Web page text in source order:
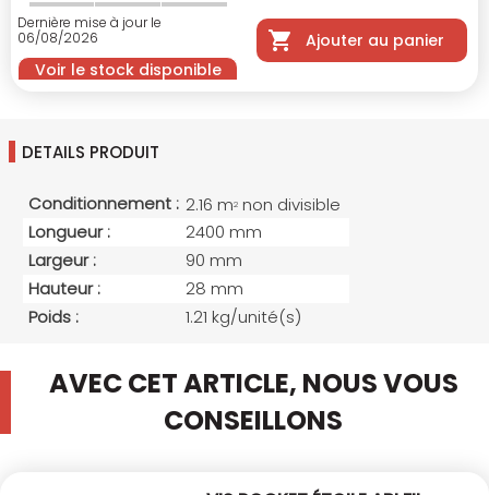
Dernière mise à jour le
06/08/2026
Voir le stock disponible
Ajouter au panier
DETAILS PRODUIT
Conditionnement : 2.16 m2 non divisible
Longueur :
2400 mm
Largeur :
90 mm
Hauteur :
28 mm
Poids :
1.21 kg/unité(s)
AVEC CET ARTICLE, NOUS VOUS
CONSEILLONS